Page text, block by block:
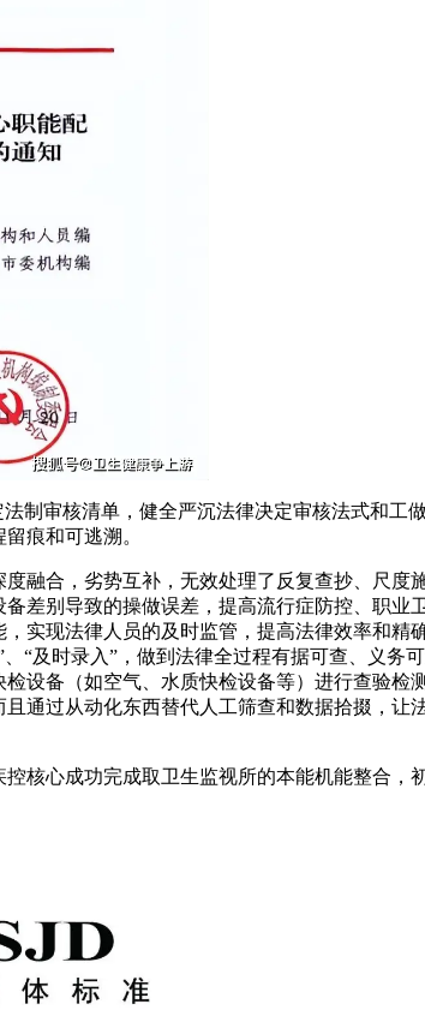
审核清单，健全严沉法律决定审核法式和工
痕和可逃溯。
合，劣势互补，无效处理了反复查抄、尺度
差别导致的操做误差，提高流行症防控、职
实现法律人员的及时监管，提高法律效率和
“及时录入”，做到法律全过程有据可查、义
设备（如空气、水质快检设备等）进行查验
通过从动化东西替代人工筛查和数据拾掇，
心成功完成取卫生监视所的本能机能整合，